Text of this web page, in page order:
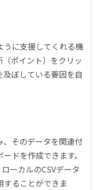
うに支援してくれる機
ポイント）をクリッ
ぼしている要因を自
そのデータを関連付
ドを作成できます。
ーカルのCSVデータ
することができま